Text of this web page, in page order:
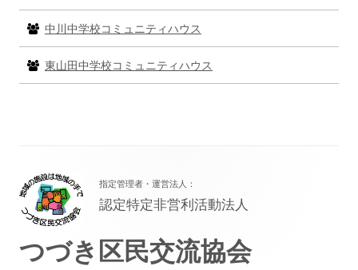
中川中学校コミュニティハウス
東山田中学校コミュニティハウス
ッ
タ
ー・
指定管理者・運営法人：
認定特定非営利活動法人
つづき区民交流協会